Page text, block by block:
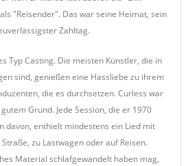
"Reisender". Das war seine Heimat, sein
Zahltag.
Typ Casting. Die meisten Künstler, die in
sind, genießen eine Hassliebe zu ihrem
die es durchsetzen. Curless war
Grund. Jede Session, die er 1970
davon, enthielt mindestens ein Lied mit
zu Lastwagen oder auf Reisen.
Material schlafgewandelt haben mag,